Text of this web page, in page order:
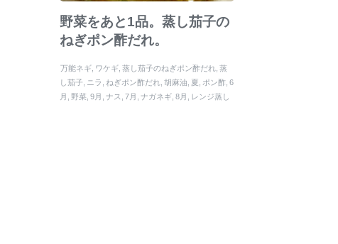
野菜をあと1品。蒸し茄子の
ねぎポン酢だれ。
万能ネギ ワケギ 蒸し茄子のねぎポン酢だれ 蒸
し茄子
ニラ ねぎポン酢だれ 胡麻油 夏 ポン酢 6
月
野菜 9月 ナス 7月 ナガネギ 8月
レンジ蒸し